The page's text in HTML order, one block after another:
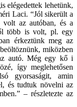
elégedettek lehetünk,
Laci. “Jól sikerült a
volt az autóban, és a
több is volt, pl. egy
érkeztünk meg az
miközben
autó. Még egy kő i
így meglehetősen
gyorsaságit, amin
és tudtuk növelni az
– részletezte az